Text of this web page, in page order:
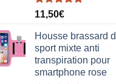
Note5.00
sur 5
11,50€
Housse brassard
sport mixte anti
transpiration pour
smartphone rose